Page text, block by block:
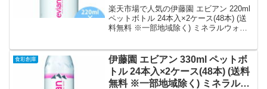
ォーター 天然水 水 enian フラン
ス 硬水 鉱泉水 ペットボトル｜価
格・送料・ポイント還元まとめ
楽天市場で人気の伊藤園 エビアン 220ml
ペットボトル 24本入×2ケース(48本) (送
料無料 ※一部地域除く) ミネラルウォー
ら4,330円で販売中（送料込み・ポイント
1倍）。実ユーザーレビュー0件・平均評
価0の商品情報・購入方法まとめ。
食彩創庫
伊藤園 エビアン 330ml ペットボ
トル 24本入×2ケース(48本) (送料
無料 ※一部地域除く) ミネラルウ